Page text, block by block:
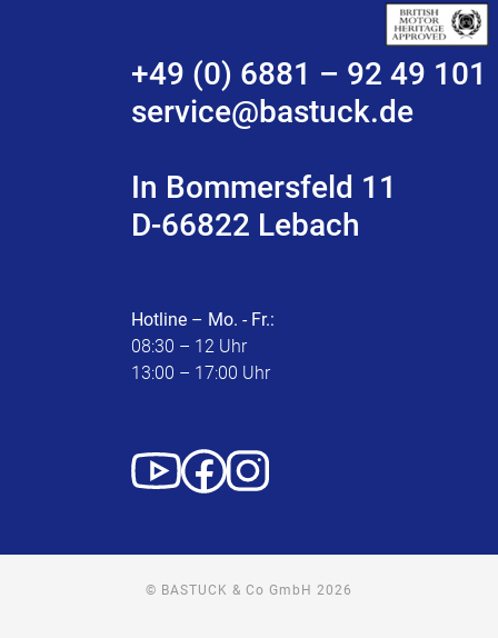
+49 (0) 6881 – 92 49 101
service@bastuck.de
In Bommersfeld 11
D-66822 Lebach
Hotline – Mo. - Fr.:
08:30 – 12 Uhr
13:00 – 17:00 Uhr
© BASTUCK & Co GmbH 2026